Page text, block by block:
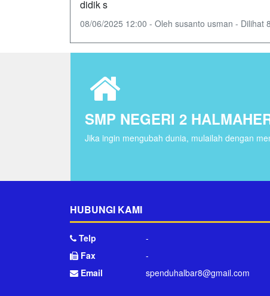
didik s
08/06/2025 12:00 - Oleh susanto usman - Dilihat
SMP NEGERI 2
Jika ingin mengubah dunia, mulailah dengan
HUBUNGI KAMI
Telp
-
Fax
-
Email
spenduhalbar8@gmail.com